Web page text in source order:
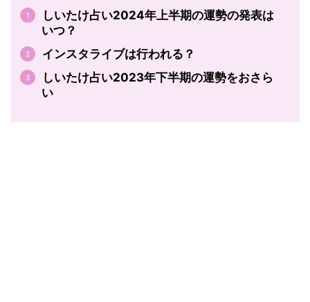
しいたけ占い2024年上半期の運勢の発表は
いつ？
インスタライブは行われる？
しいたけ占い2023年下半期の運勢をおさら
い